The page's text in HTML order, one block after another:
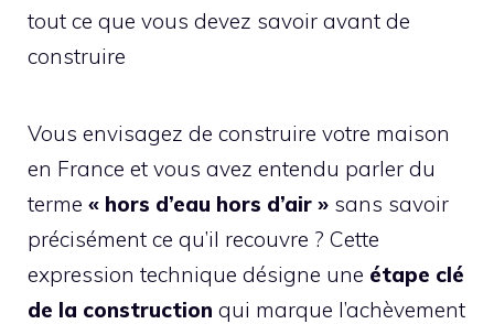
tout ce que vous devez savoir avant de
construire
Vous envisagez de construire votre maison
en France et vous avez entendu parler du
terme « hors d’eau hors d’air » sans savoir
précisément ce qu’il recouvre ? Cette
expression technique désigne une étape clé
de la construction qui marque l’achèvement